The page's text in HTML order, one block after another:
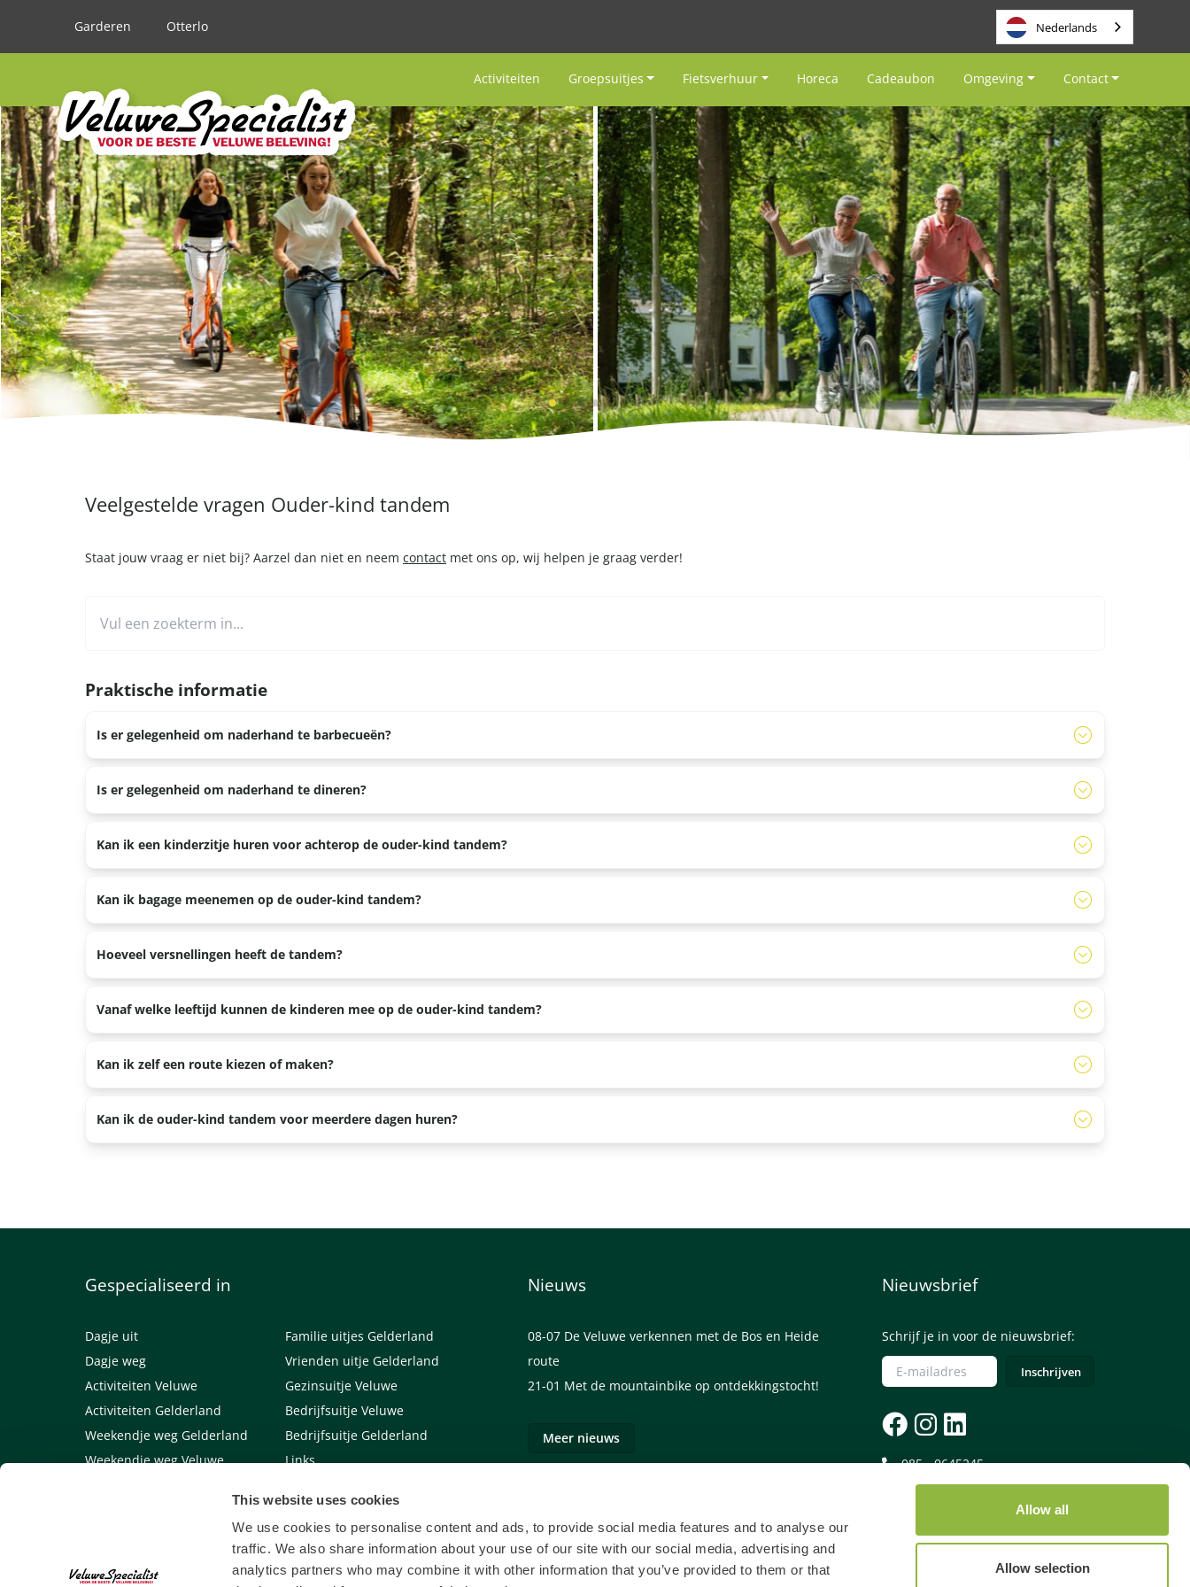
This website uses cookies
We use cookies to personalise content and ads, to provide social media features and to analyse our
traffic. We also share information about your use of our site with our social media, advertising and
analytics partners who may combine it with other information that you’ve provided to them or that
Allow all
Allow selection
Garderen Otterlo Nederlands
Activiteiten Groepsuitjes Fietsverhuur Horeca Cadeaubon Omgeving Contact
Veelgestelde vragen Ouder-kind tandem
Staat jouw vraag er niet bij? Aarzel dan niet en neem contact met ons op, wij helpen je graag verder!
Praktische informatie
Is er gelegenheid om naderhand te barbecueën?
Bij een aantal locaties is het mogelijk om naderhand te barbecueën. Dit is mogelijk vanaf 20 personen. Klik
Is er gelegenheid om naderhand te dineren?
Ja, bij alle locaties hebben wij contacten met horecalocaties in de omgeving om 3-gangen keuze diners te reserveren.
Kan ik een kinderzitje huren voor achterop de ouder-kind tandem?
Nee, op de ouder-kind tandem past geen kinderzitje. Dit is niet veilig genoeg voor het kind.
Kan ik bagage meenemen op de ouder-kind tandem?
Ja, wij kunnen een fietstas op de bagagedrager plaatsen. Hier kun je vervolgens je spullen in doen.
Hoeveel versnellingen heeft de tandem?
De ouder-kind tandem heeft vier versnellingen.
Vanaf welke leeftijd kunnen de kinderen mee op de ouder-kind tandem?
De zadel en het stuur kunnen vrij laag afgesteld worden. Hierdoor kunnen kinderen, afhankelijk van de lengte (minimaal 110 centimeter), vanaf ongeveer 5 jaar oud
Kan ik zelf een route kiezen of maken?
Ja, dat kan. De medewerkers van de Veluwe Specialist kennen de mooiste plekjes uit de omgeving en willen je ook graag helpen met het samenstellen van een mooie
Kan ik de ouder-kind tandem voor meerdere dagen huren?
Gespecialiseerd in
Dagje uit
Dagje weg
Activiteiten Veluwe
Activiteiten Gelderland
Weekendje weg Gelderland
Weekendje weg Veluwe
Familie uitjes Gelderland
Vrienden uitje Gelderland
Gezinsuitje Veluwe
Bedrijfsuitje Veluwe
Bedrijfsuitje Gelderland
Links
Nieuws
08-07 De Veluwe verkennen met de Bos en Heide
route
21-01 Met de mountainbike op ontdekkingstocht!
Meer nieuws
Nieuwsbrief
Schrijf je in voor de nieuwsbrief:
085 - 0645245
betaal je €4,50 reserveringskosten.